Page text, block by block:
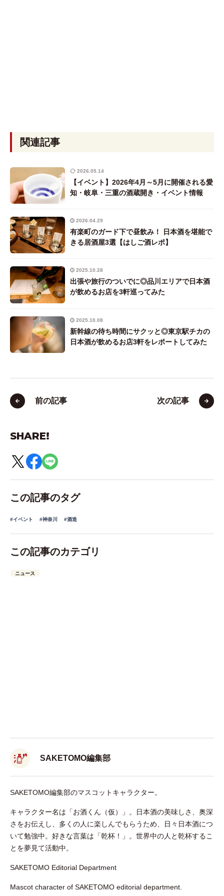
関連記事
2026.05.14
【イベント】2026年4月～5月に開催される愛
知・岐阜・三重の酒蔵開き・イベント情報
2026.04.29
有楽町のガード下で昼飲み！ 日本酒を堪能で
きる居酒屋3選【はしご酒レポ】
2025.10.28
出張や旅行のついでに◎品川エリアで日本酒
が飲めるお店を3軒巡ってみた
2025.10.08
新幹線の待ち時間にサクッと◎東京駅チカの
日本酒が飲めるお店3軒をレポートしてみた
前の記事 次の記事
SHARE!
この記事のタグ
#イベント #神奈川 #酒造
この記事のカテゴリ
ニュース
SAKETOMO編集部
SAKETOMO編集部のマスコットキャラクター。
キャラクター名は「お酒くん（仮）」。日本酒の美味しさ、奥深
さをお伝えし、多くの人に楽しんでもらうため、日々日本酒につ
いて勉強中。好きな言葉は「乾杯！」。世界中の人と乾杯するこ
とを夢見て活動中。
SAKETOMO Editorial Department
Mascot character of SAKETOMO editorial department.